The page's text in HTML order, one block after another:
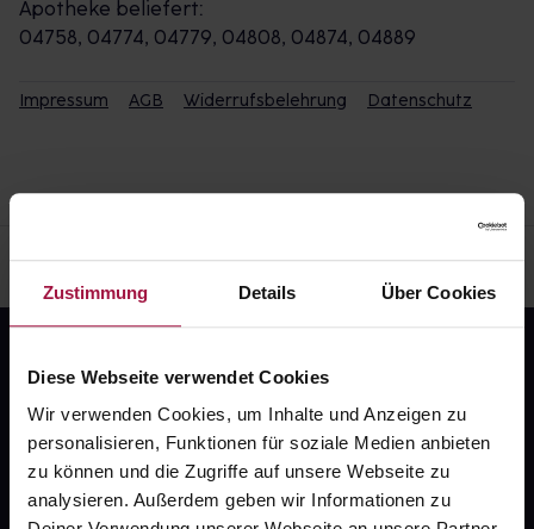
Zustimmung Details Über Cookies
Diese Webseite verwendet Cookies
Wir verwenden Cookies, um Inhalte und Anzeigen zu
personalisieren, Funktionen für soziale Medien anbieten
zu können und die Zugriffe auf unsere Webseite zu
analysieren. Außerdem geben wir Informationen zu
Apotheke beliefert:
04758, 04774, 04779, 04808, 04874, 04889
Impressum AGB Widerrufsbelehrung Datenschutz
Fragen zu Deiner Bestellung?